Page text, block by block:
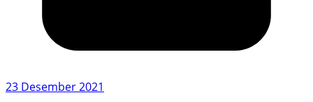
23 Desember 2021